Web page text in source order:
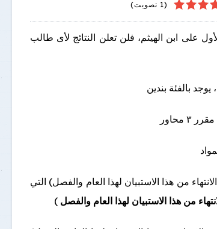
1
2
3
4
5 (1 تصويت)
على ابن الهيثم، فلن تعلن النتائج لأى طالب
يوجد بالفئة بندين
من هذا الاستبيان لهذا العام والفصل) التي
من هذا الاستبيان لهذا العام والفصل )